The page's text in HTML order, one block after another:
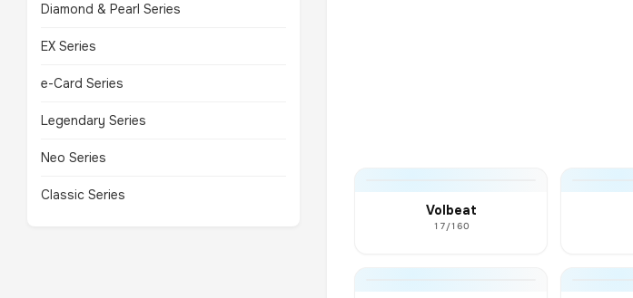
Diamond & Pearl Series
EX Series
e-Card Series
Legendary Series
Neo Series
Classic Series
Volbeat
17/160